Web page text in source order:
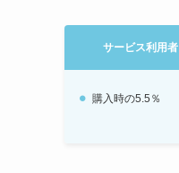
サービス利用者
購入時の5.5％